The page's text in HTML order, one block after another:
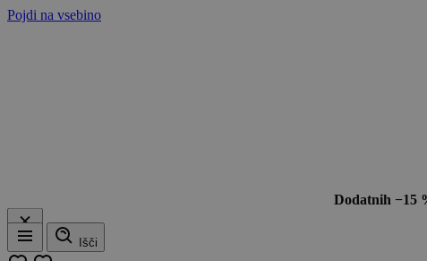
Pojdi na vsebino
Dodatnih −15
Meni
Išči